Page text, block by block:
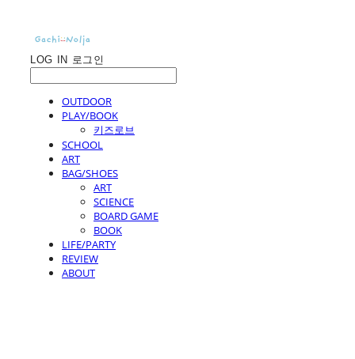
LOG IN 로그인
OUTDOOR
PLAY/BOOK
키즈로브
SCHOOL
ART
BAG/SHOES
ART
SCIENCE
BOARD GAME
BOOK
LIFE/PARTY
REVIEW
ABOUT